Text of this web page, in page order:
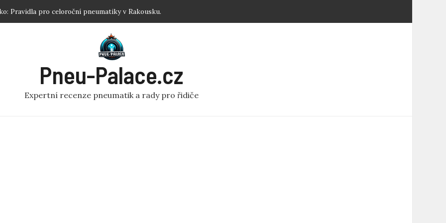
návod pro každého!
koloběžka: Efektivní Dofouknutí Pneumatiky na
Optimalizujte Výkon!
Pravidla pro celoroční pneumatiky v Rakousku.
Pneu-Palace.cz
Expertní recenze pneumatik a rady pro řidiče